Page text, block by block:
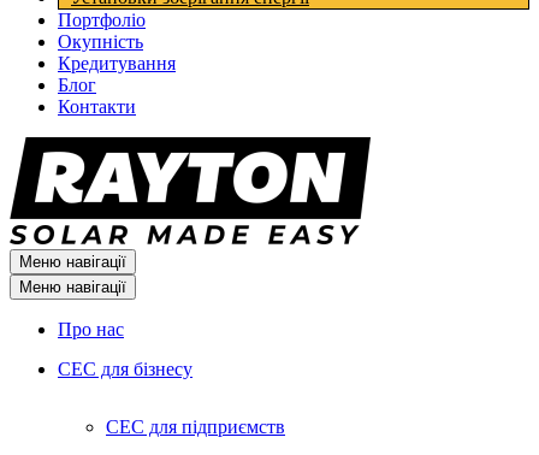
Портфоліо
Окупність
Кредитування
Блог
Контакти
Меню навігації
Меню навігації
Про нас
СЕС для бізнесу
СЕС для підприємств